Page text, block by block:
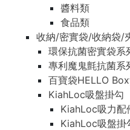
醬料類
食品類
收納/密實袋/收納袋/
環保抗菌密實袋系
專利魔鬼氈抗菌系
百寶袋HELLO
KiahLoc吸盤掛勾
KiahLoc吸力配
KiahLoc吸盤